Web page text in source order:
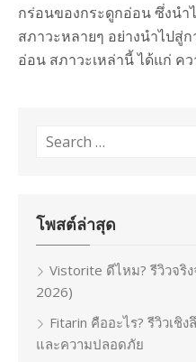
กร่อนของกระดูกอ่อน ซึ่งนำ
สภาวะหลายๆ อย่างนำไปสู่
อ่อน สภาวะเหล่านี้ ได้แก่ ค
Search
โพสต์ล่าสุด
Vistorite ดีไหม? รีวิวจริ
2026)
Fitarin คืออะไร? รีวิวเชิ
และความปลอดภัย